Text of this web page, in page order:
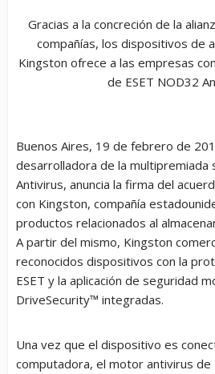
Gracias a la concreción de la
compañías, los dispositivos de
Kingston ofrece a las empresas
de ESET NOD32
Buenos Aires, 19 de febrero de
desarrolladora de la multipremiada
Antivirus, anuncia la firma del
con Kingston, compañía
productos relacionados al
A partir del mismo, Kingston
reconocidos dispositivos con la
ESET y la aplicación de seguridad
DriveSecurity™ integradas.
Una vez que el dispositivo es
computadora, el motor antivirus de